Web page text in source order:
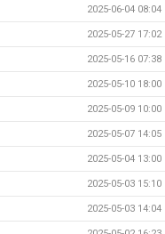
2025-06-04 08:04
2025-05-27 17:02
2025-05-16 07:38
2025-05-10 18:00
2025-05-09 10:00
2025-05-07 14:05
2025-05-04 13:00
2025-05-03 15:10
2025-05-03 14:04